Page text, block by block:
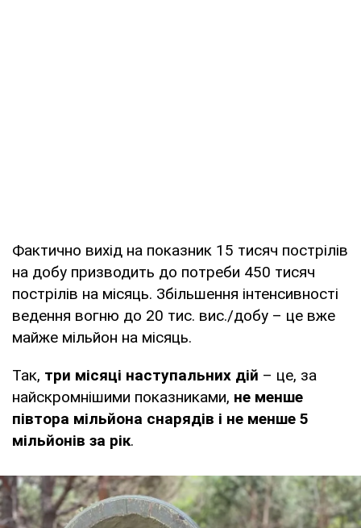
Фактично вихід на показник 15 тисяч пострілів
на добу призводить до потреби 450 тисяч
пострілів на місяць. Збільшення інтенсивності
ведення вогню до 20 тис. вис./добу – це вже
майже мільйон на місяць.
Так, три місяці наступальних дій – це, за
найскромнішими показниками, не менше
півтора мільйона снарядів і не менше 5
мільйонів за рік.